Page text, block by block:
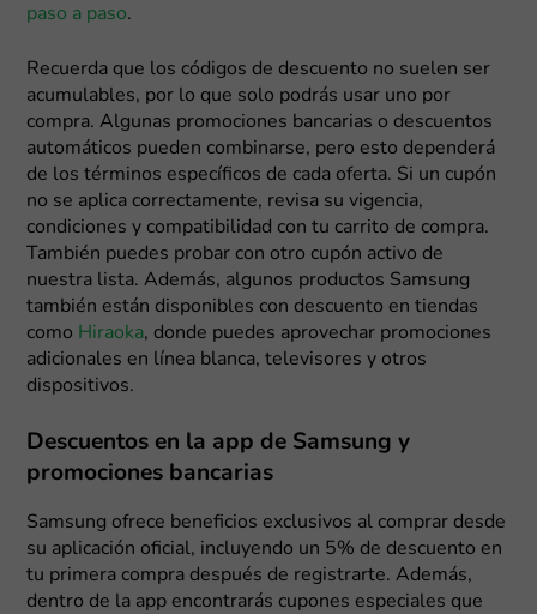
paso a paso.
Recuerda que los códigos de descuento no suelen ser
acumulables, por lo que solo podrás usar uno por
compra. Algunas promociones bancarias o descuentos
automáticos pueden combinarse, pero esto dependerá
de los términos específicos de cada oferta. Si un cupón
no se aplica correctamente, revisa su vigencia,
condiciones y compatibilidad con tu carrito de compra.
También puedes probar con otro cupón activo de
nuestra lista. Además, algunos productos Samsung
también están disponibles con descuento en tiendas
como Hiraoka, donde puedes aprovechar promociones
adicionales en línea blanca, televisores y otros
dispositivos.
Descuentos en la app de Samsung y
promociones bancarias
Samsung ofrece beneficios exclusivos al comprar desde
su aplicación oficial, incluyendo un 5% de descuento en
tu primera compra después de registrarte. Además,
dentro de la app encontrarás cupones especiales que